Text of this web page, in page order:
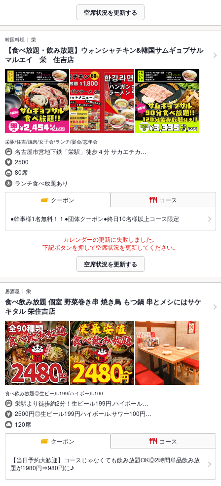
空席状況を更新する
韓国料理 栄
【食べ放題・飲み放題】ウォンシャチキン&韓国サムギョプサル
マルエイ 栄 住吉店
栄駅/住吉/焼肉/女子会/ランチ/宴会/忘年会
名古屋市営地下鉄「栄駅」徒歩４分 サカエチカ…
2500
80席
ランチ食べ放題あり
クーポン コース
●幹事様1名無料！！●団体クーポン●終日10名様以上コース限定
カレンダーの更新に失敗しました。
下記ボタンを押して空席状況を更新してください。
空席状況を更新する
居酒屋 栄
食べ飲み放題 個室 野菜巻き串 焼き鳥 もつ鍋 串とメシにはサケ
キタル 栄住吉店
食べ飲み放題◎生ビール199/ハイボール100
栄駅より徒歩約2分！生ビール199円.ハイボール…
2500円◎生ビール199円ハイボール.サワー100円…
120席
クーポン コース
【当日予約大歓迎】コースじゃなくても飲み放題OK◎2時間単品飲み放
題が1980円⇒980円に♪